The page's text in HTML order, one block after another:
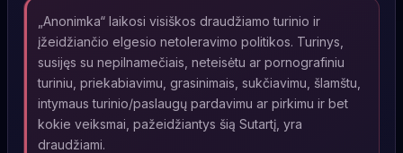
„Anonimka“ laikosi visiškos draudžiamo turinio ir
įžeidžiančio elgesio netoleravimo politikos. Turinys,
susijęs su nepilnamečiais, neteisėtu ar pornografiniu
turiniu, priekabiavimu, grasinimais, sukčiavimu, šlamštu,
intymaus turinio/paslaugų pardavimu ar pirkimu ir bet
kokie veiksmai, pažeidžiantys šią Sutartį, yra
draudžiami.